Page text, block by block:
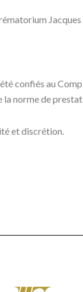
confiés au
norme de
et discrétion.